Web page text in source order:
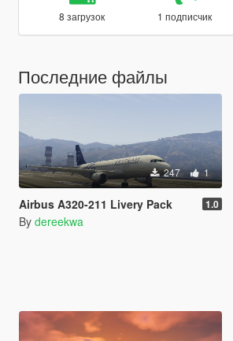
8 загрузок 1 подписчик
Последние файлы
247 1
Airbus A320-211 Livery Pack 1.0
By dereekwa